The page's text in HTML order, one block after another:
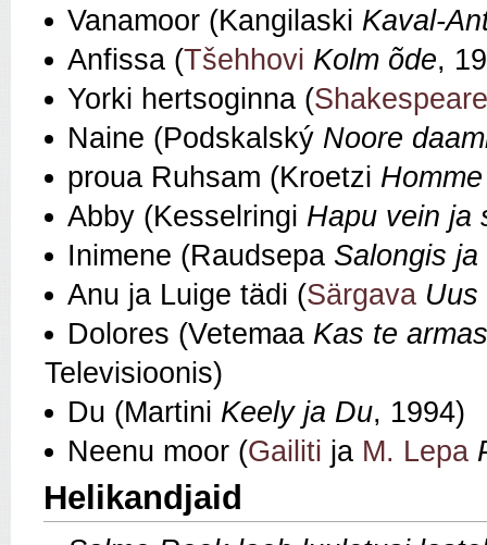
Vanamoor (Kangilaski Kaval-
Anfissa (Tšehhovi Kolm õde,
Yorki hertsoginna (
Naine (Podskalský Noore
proua Ruhsam (Kroetzi
Abby (Kesselringi Hapu vein ja
Inimene (Raudsepa Salongis
Anu ja Luige tädi (Särgava Uus
Dolores (Vetemaa Kas te
Televisioonis)
Du (Martini Keely ja Du, 1994)
Neenu moor (Gailiti ja M. Lepa
Helikandjaid